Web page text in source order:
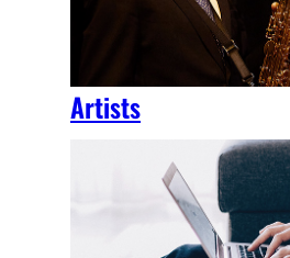
Artists